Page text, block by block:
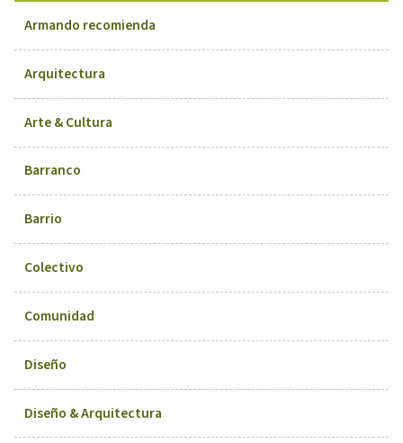
Armando recomienda
Arquitectura
Arte & Cultura
Barranco
Barrio
Colectivo
Comunidad
Diseño
Diseño & Arquitectura